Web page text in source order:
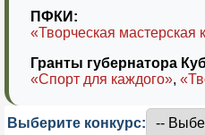
ПФКИ:
«Творческая мастерская
Гранты губернатора
«Спорт для каждого»,
Выберите конкурс: